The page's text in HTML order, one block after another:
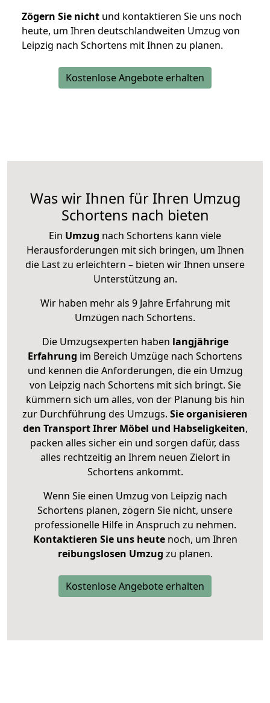
Zögern Sie nicht und kontaktieren Sie uns noch
heute, um Ihren deutschlandweiten Umzug von
Leipzig nach Schortens mit Ihnen zu planen.
Kostenlose Angebote erhalten
Was wir Ihnen für Ihren Umzug
Schortens nach bieten
Ein Umzug nach Schortens kann viele
Herausforderungen mit sich bringen, um Ihnen
die Last zu erleichtern – bieten wir Ihnen unsere
Unterstützung an.
Wir haben mehr als 9 Jahre Erfahrung mit
Umzügen nach Schortens.
Die Umzugsexperten haben langjährige
Erfahrung im Bereich Umzüge nach Schortens
und kennen die Anforderungen, die ein Umzug
von Leipzig nach Schortens mit sich bringt. Sie
kümmern sich um alles, von der Planung bis hin
zur Durchführung des Umzugs. Sie organisieren
den Transport Ihrer Möbel und Habseligkeiten,
packen alles sicher ein und sorgen dafür, dass
alles rechtzeitig an Ihrem neuen Zielort in
Schortens ankommt.
Wenn Sie einen Umzug von Leipzig nach
Schortens planen, zögern Sie nicht, unsere
professionelle Hilfe in Anspruch zu nehmen.
Kontaktieren Sie uns heutenoch, um Ihren
reibungslosen Umzug zu planen.
Kostenlose Angebote erhalten